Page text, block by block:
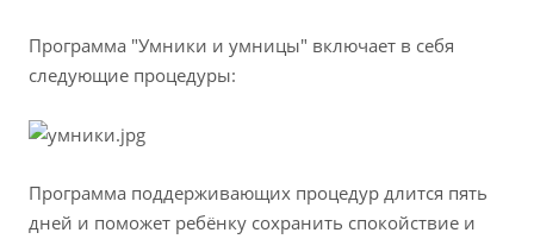
Программа "Умники и умницы" включает в себя
следующие процедуры:
Программа поддерживающих процедур длится пять
дней и поможет ребёнку сохранить спокойствие и